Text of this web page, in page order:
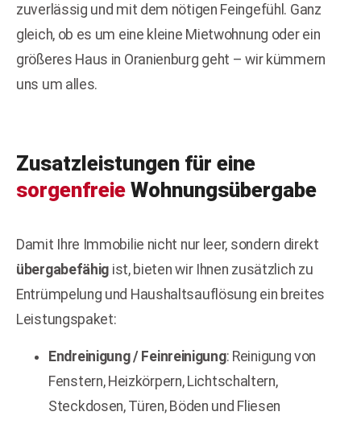
zuverlässig und mit dem nötigen Feingefühl. Ganz
gleich, ob es um eine kleine Mietwohnung oder ein
größeres Haus in Oranienburg geht – wir kümmern
uns um alles.
Zusatzleistungen für eine
sorgenfreie Wohnungsübergabe
Damit Ihre Immobilie nicht nur leer, sondern direkt
übergabefähig ist, bieten wir Ihnen zusätzlich zu
Entrümpelung und Haushaltsauflösung ein breites
Leistungspaket:
Endreinigung / Feinreinigung: Reinigung von
Fenstern, Heizkörpern, Lichtschaltern,
Steckdosen, Türen, Böden und Fliesen